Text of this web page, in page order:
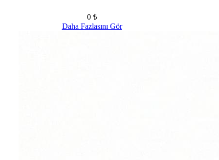
0 ₺
Daha Fazlasını Gör